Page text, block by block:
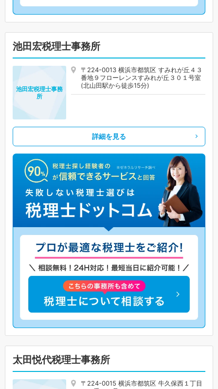
池田宏税理士事務所
〒224-0013 横浜市都筑区 すみれが丘４３
番地９フローレンスすみれが丘３０１号室
(北山田駅から徒歩15分)
池田宏税理士事務
所
詳細を見る
太田悦代税理士事務所
〒224-0015 横浜市都筑区 牛久保西１丁目